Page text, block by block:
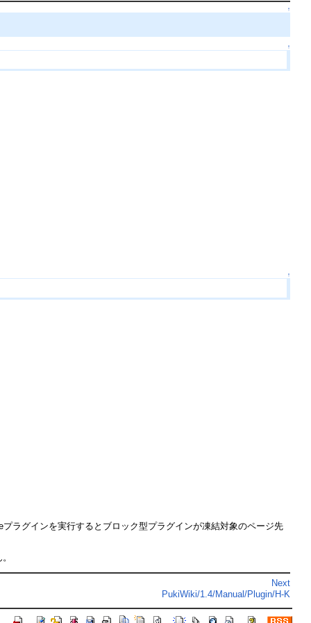
↑
↑
↑
ラグインを実行するとブロック型プラグインが凍結対象のページ先
Next
PukiWiki/1.4/Manual/Plugin/H-K